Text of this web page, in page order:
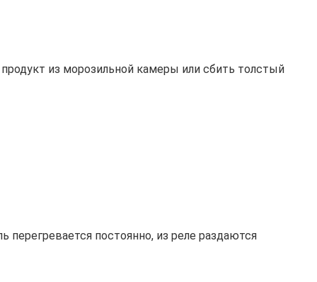
из морозильной камеры или сбить толстый
перегревается постоянно, из реле раздаются